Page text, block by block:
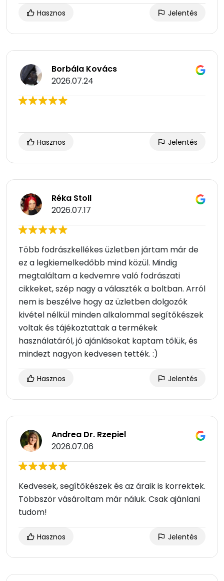
Hasznos Jelentés
Borbála Kovács
2026.07.24
Hasznos Jelentés
Réka Stoll
2026.07.17
Több fodrászkellékes üzletben jártam már de
ez a legkiemelkedőbb mind közül. Mindig
megtaláltam a kedvemre való fodrászati
cikkeket, szép nagy a választék a boltban. Arról
nem is beszélve hogy az üzletben dolgozók
kivétel nélkül minden alkalommal segítőkészek
voltak és tájékoztattak a termékek
használatáról, jó ajánlásokat kaptam tőlük, és
mindezt nagyon kedvesen tették. :)
Hasznos Jelentés
Andrea Dr. Rzepiel
2026.07.06
Kedvesek, segítőkészek és az áraik is korrektek.
Többször vásároltam már náluk. Csak ajánlani
tudom!
Hasznos Jelentés